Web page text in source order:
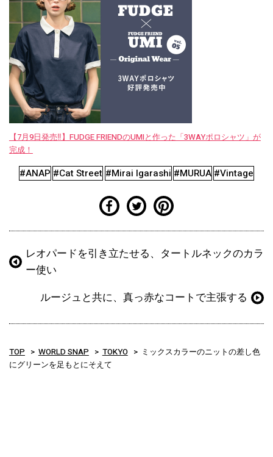
【7月9日発売‼︎】FUDGE FRIENDのUMIと作った「3WAYポロシャツ」が
完成！
#ANAP #Cat Street #Mirai Igarashi #MURUA #Vintage
レオパードを引き立たせる、タートルネックのカラ
ー使い
ルージュと共に、真っ赤なコートで主張する
TOP WORLD SNAP TOKYO
ミックスカラーのニットの差し色
にグリーンを足もとにそえて